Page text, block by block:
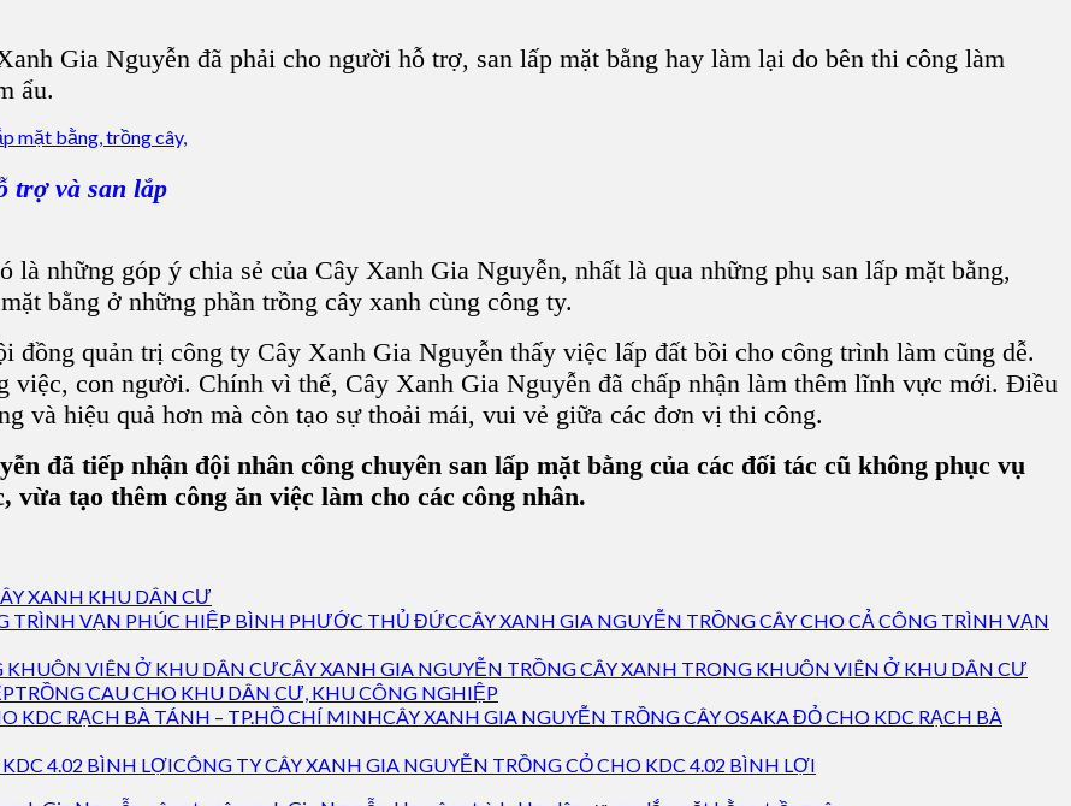
Gia Nguyễn đã phải cho người hỗ trợ, san lấp mặt bằng hay làm lại do bên thi công làm
ẩu.
trợ và san lắp
những góp ý chia sẻ của Cây Xanh Gia Nguyễn, nhất là qua những phụ san lấp mặt bằng,
bằng ở những phần trồng cây xanh cùng công ty.
đồng quản trị công ty Cây Xanh Gia Nguyễn thấy việc lấp đất bồi cho công trình làm cũng dễ.
việc, con người. Chính vì thế, Cây Xanh Gia Nguyễn đã chấp nhận làm thêm lĩnh vực mới. Điều
và hiệu quả hơn mà còn tạo sự thoải mái, vui vẻ giữa các đơn vị thi công.
đã tiếp nhận đội nhân công chuyên san lấp mặt bằng của các đối tác cũ không phục vụ
tạo thêm công ăn việc làm cho các công nhân.
XANH KHU DÂN CƯ
CÂY XANH GIA NGUYỄN TRỒNG CÂY CHO CẢ CÔNG TRÌNH VẠN
CÂY XANH GIA NGUYỄN TRỒNG CÂY XANH TRONG KHUÔN VIÊN Ở KHU DÂN CƯ
TRỒNG CAU CHO KHU DÂN CƯ, KHU CÔNG NGHIỆP
CÂY XANH GIA NGUYỄN TRỒNG CÂY OSAKA ĐỎ CHO KDC RẠCH BÀ
CÔNG TY CÂY XANH GIA NGUYỄN TRỒNG CỎ CHO KDC 4.02 BÌNH LỢI